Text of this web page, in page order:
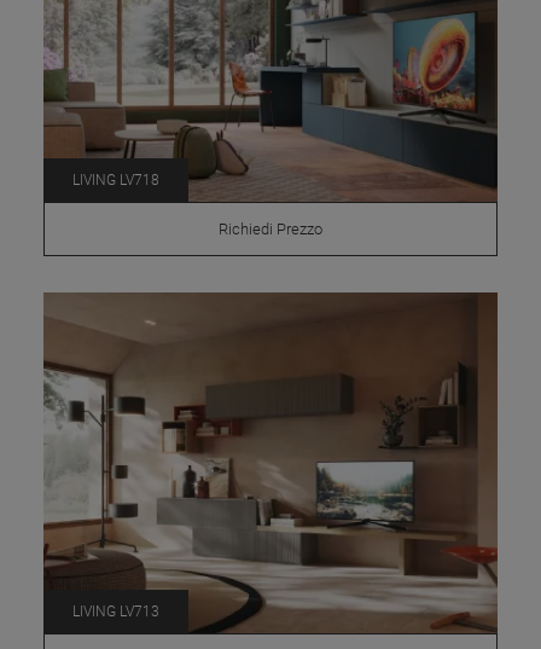
LIVING LV718
Richiedi Prezzo
LIVING LV713